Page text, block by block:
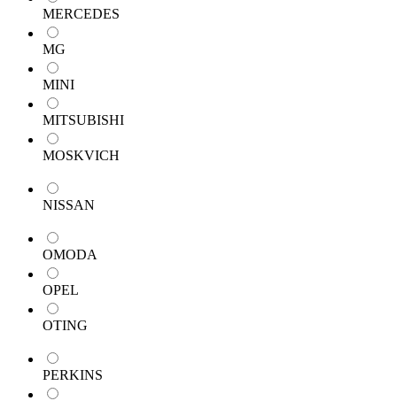
MERCEDES
MG
MINI
MITSUBISHI
MOSKVICH
NISSAN
OMODA
OPEL
OTING
PERKINS